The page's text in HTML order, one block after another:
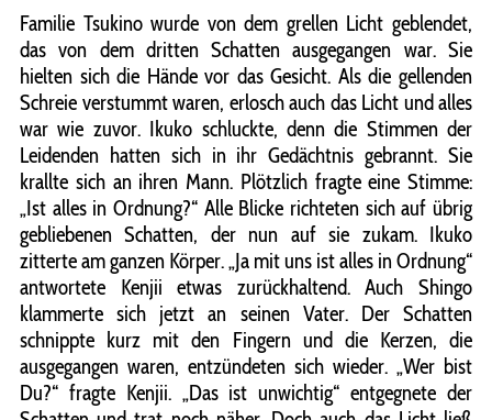
Familie Tsukino wurde von dem grellen Licht geblendet,
das von dem dritten Schatten ausgegangen war. Sie
hielten sich die Hände vor das Gesicht. Als die gellenden
Schreie verstummt waren, erlosch auch das Licht und alles
war wie zuvor. Ikuko schluckte, denn die Stimmen der
Leidenden hatten sich in ihr Gedächtnis gebrannt. Sie
krallte sich an ihren Mann. Plötzlich fragte eine Stimme:
„Ist alles in Ordnung?“ Alle Blicke richteten sich auf übrig
gebliebenen Schatten, der nun auf sie zukam. Ikuko
zitterte am ganzen Körper. „Ja mit uns ist alles in Ordnung“
antwortete Kenjii etwas zurückhaltend. Auch Shingo
klammerte sich jetzt an seinen Vater. Der Schatten
schnippte kurz mit den Fingern und die Kerzen, die
ausgegangen waren, entzündeten sich wieder. „Wer bist
Du?“ fragte Kenjii. „Das ist unwichtig“ entgegnete der